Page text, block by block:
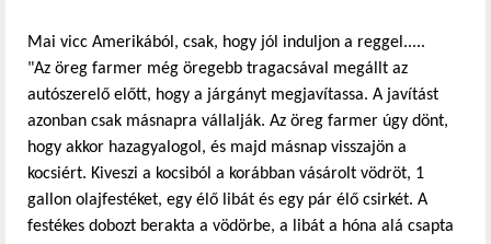
Mai vicc Amerikából, csak, hogy jól induljon a reggel.....
"Az öreg farmer még öregebb tragacsával megállt az
autószerelő előtt, hogy a járgányt megjavítassa. A javítást
azonban csak másnapra vállalják. Az öreg farmer úgy dönt,
hogy akkor hazagyalogol, és majd másnap visszajön a
kocsiért. Kiveszi a kocsiból a korábban vásárolt vödröt, 1
gallon olajfestéket, egy élő libát és egy pár élő csirkét. A
festékes dobozt berakta a vödörbe, a libát a hóna alá csapta